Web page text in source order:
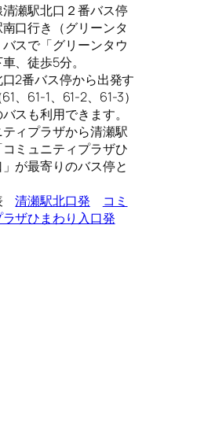
瀬駅北口２番バス停
口行き（グリーンタ
スで「グリーンタウ
、徒歩5分。
2番バス停から出発す
、61-1、61-2、61-3）
スも利用できます。
ィプラザから清瀬駅
ミュニティプラザひ
が最寄りのバス停と
清瀬駅北口発
コミ
ザひまわり入口発